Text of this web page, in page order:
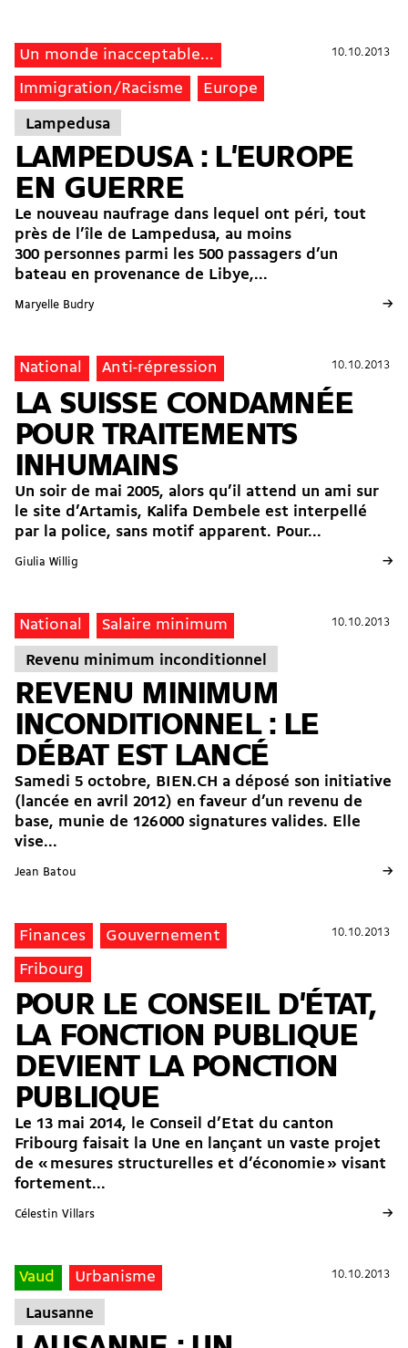
10.10.2013
Un monde inacceptable...
Immigration/Racisme Europe
10.10.2013
Lampedusa
LAMPEDUSA : L'EUROPE
EN GUERRE
Le nouveau naufrage dans lequel ont péri, tout
près de l’île de Lampedusa, au moins
300 personnes parmi les 500 passagers d’un
bateau en provenance de Libye,...
Maryelle Budry →
10.10.2013
National Anti-répression 10.10.2013
LA SUISSE CONDAMNÉE
POUR TRAITEMENTS
INHUMAINS
Un soir de mai 2005, alors qu’il attend un ami sur
le site d’Artamis, Kalifa Dembele est interpellé
par la police, sans motif apparent. Pour...
Giulia Willig →
10.10.2013
National Salaire minimum 10.10.2013
Revenu minimum inconditionnel
REVENU MINIMUM
INCONDITIONNEL : LE
DÉBAT EST LANCÉ
Samedi 5 octobre, BIEN.CH a déposé son initiative
(lancée en avril 2012) en faveur d’un revenu de
base, munie de 126 000 signatures valides. Elle
vise...
Jean Batou →
10.10.2013
Finances Gouvernement
Fribourg
10.10.2013
POUR LE CONSEIL D'ÉTAT,
LA FONCTION PUBLIQUE
DEVIENT LA PONCTION
PUBLIQUE
Le 13 mai 2014, le Conseil d’Etat du canton
Fribourg faisait la Une en lançant un vaste projet
de « mesures structurelles et d’économie » visant
fortement...
Célestin Villars →
10.10.2013
Vaud Urbanisme 10.10.2013
Lausanne